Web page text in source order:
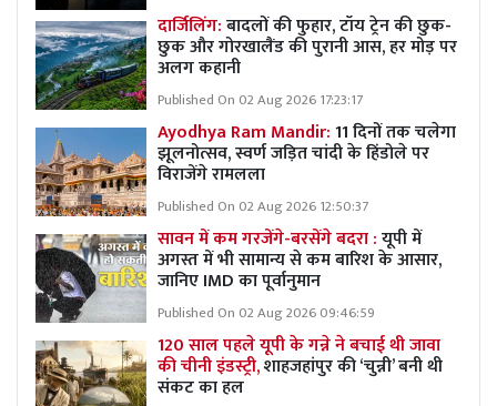
दार्जिलिंग:बादलों की फुहार, टॉय ट्रेन की छुक-
छुक और गोरखालैंड की पुरानी आस, हर मोड़ पर
अलग कहानी
Published On 02 Aug 2026 17:23:17
Ayodhya Ram Mandir:11 दिनों तक चलेगा
झूलनोत्सव, स्वर्ण जड़ित चांदी के हिंडोले पर
विराजेंगे रामलला
Published On 02 Aug 2026 12:50:37
सावन में कम गरजेंगे-बरसेंगे बदरा :यूपी में
अगस्त में भी सामान्य से कम बारिश के आसार,
जानिए IMD का पूर्वानुमान
Published On 02 Aug 2026 09:46:59
120 साल पहले यूपी के गन्ने ने बचाई थी जावा
की चीनी इंडस्ट्री,शाहजहांपुर की ‘चुन्नी’ बनी थी
संकट का हल